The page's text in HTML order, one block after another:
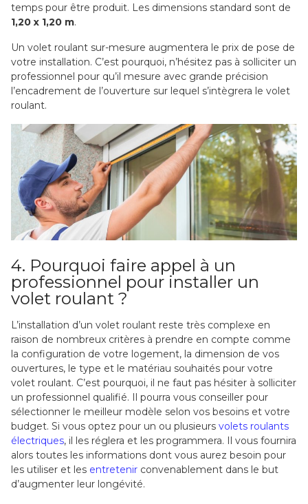
temps pour être produit. Les dimensions standard sont de
1,20 x 1,20 m.
Un volet roulant sur-mesure augmentera le prix de pose de
votre installation. C’est pourquoi, n’hésitez pas à solliciter un
professionnel pour qu’il mesure avec grande précision
l’encadrement de l’ouverture sur lequel s’intègrera le volet
roulant.
4. Pourquoi faire appel à un
professionnel pour installer un
volet roulant ?
L’installation d’un volet roulant reste très complexe en
raison de nombreux critères à prendre en compte comme
la configuration de votre logement, la dimension de vos
ouvertures, le type et le matériau souhaités pour votre
volet roulant. C’est pourquoi, il ne faut pas hésiter à solliciter
un professionnel qualifié. Il pourra vous conseiller pour
sélectionner le meilleur modèle selon vos besoins et votre
budget. Si vous optez pour un ou plusieurs volets roulants
électriques, il les réglera et les programmera. Il vous fournira
alors toutes les informations dont vous aurez besoin pour
les utiliser et les entretenir convenablement dans le but
d’augmenter leur longévité.